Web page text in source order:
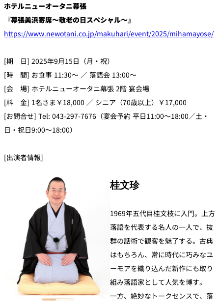
ホテルニューオータニ幕張
『幕張美浜寄席～敬老の日スペシャル～』
https://www.newotani.co.jp/makuhari/event/2025/mihamayose/
[期 日] 2025年9月15日（月・祝）
[時 間] お食事 11:30～ ／ 落語会 13:00～
[会 場] ホテルニューオータニ幕張 2階 宴会場
[料 金] 1名さま￥18,000 ／ シニア（70歳以上）￥17,000
[お問合せ] Tel: 043-297-7676（宴会予約 平日11:00～18:00／土・
日・祝日9:00～18:00）
[出演者情報]
桂文珍
1969年五代目桂文枝に入門。上方
落語を代表する名人の一人で、抜
群の話術で観客を魅了する。古典
はもちろん、常に時代に巧みなユ
ーモアを織り込んだ新作にも取り
組み落語家として人気を博す。
一方、絶妙なトークセンスで、落